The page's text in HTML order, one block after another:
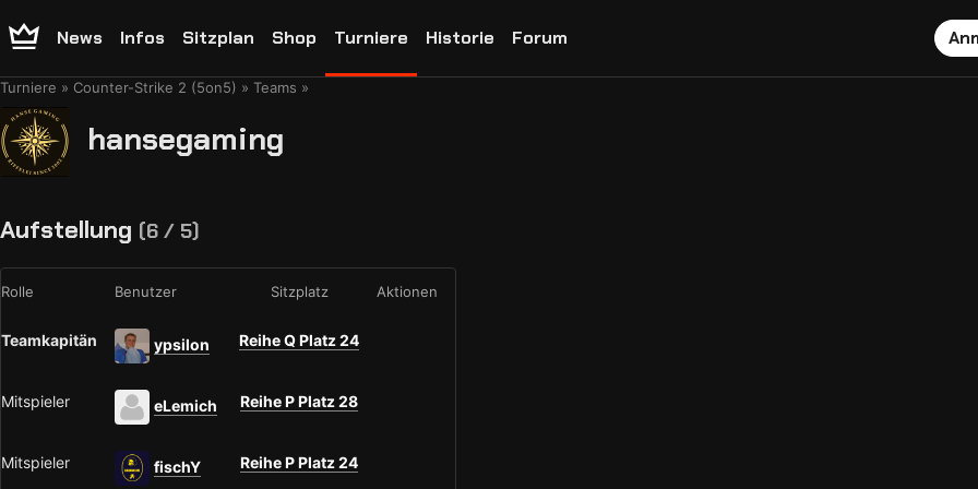
News Infos Sitzplan Shop Turniere Historie Forum
Turniere Counter-Strike 2 (5on5) Teams
hansegaming
Aufstellung (6 / 5)
Rolle Benutzer Sitzplatz Aktionen
Teamkapitän ypsilon Reihe Q Platz 24
Mitspieler eLemich Reihe P Platz 28
Mitspieler fischY Reihe P Platz 24